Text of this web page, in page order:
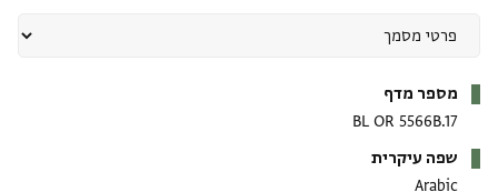
מספר מדף
BL OR 5566B.17
שפה עיקרית
Arabic